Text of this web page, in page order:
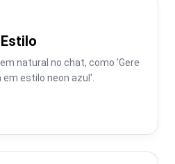
natural no chat, como 'Gere
estilo neon azul'.